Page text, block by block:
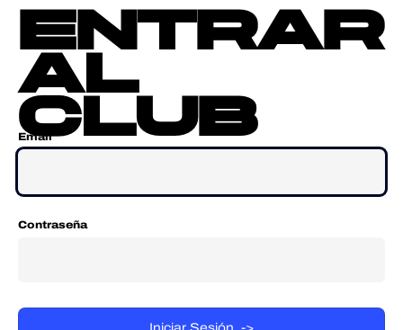
entrar
al
club
Email
Contraseña